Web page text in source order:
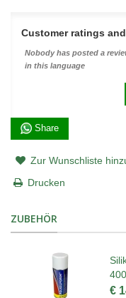
Customer ratings
Nobody has posted a
in this language
Share
Zur Wunschliste
Drucken
ZUBEHÖR
€